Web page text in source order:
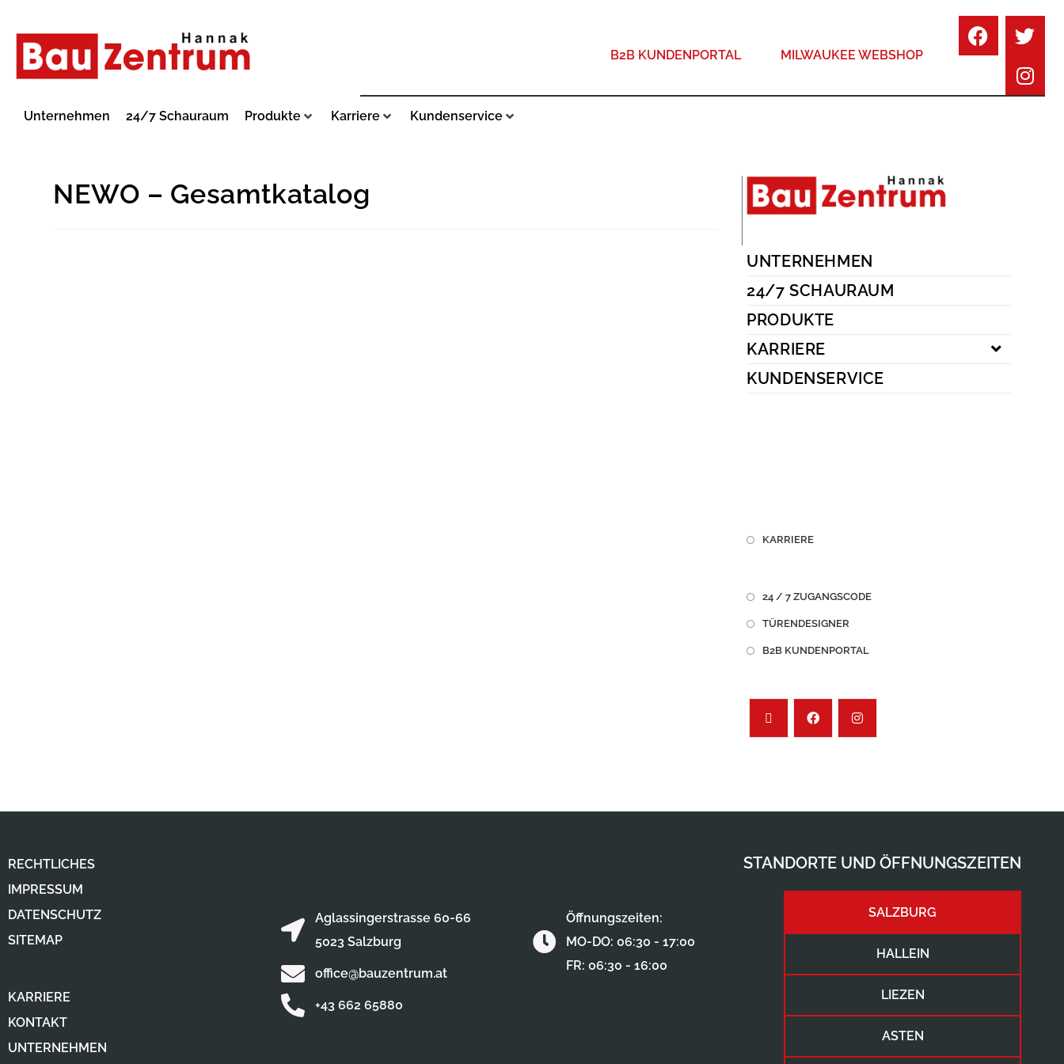
B2B KUNDENPORTAL MILWAUKEE WEBSHOP
Unternehmen 24/7 Schauraum Produkte Karriere Kundenservice
NEWO – Gesamtkatalog
UNTERNEHMEN
24/7 SCHAURAUM
PRODUKTE
KARRIERE
KUNDENSERVICE
KARRIERE
24 / 7 ZUGANGSCODE
TÜRENDESIGNER
B2B KUNDENPORTAL
RECHTLICHES
IMPRESSUM
DATENSCHUTZ
SITEMAP
KARRIERE
KONTAKT
UNTERNEHMEN
STANDORTE UND ÖFFNUNGSZEITEN
SALZBURG
HALLEIN
LIEZEN
ASTEN
Aglassingerstrasse 60-66
5023 Salzburg
office@bauzentrum.at
+43 662 65880
Öffnungszeiten:
MO-DO: 06:30 - 17:00
FR: 06:30 - 16:00